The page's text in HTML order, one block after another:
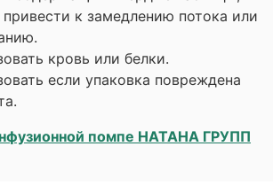
к замедлению потока или
кровь или белки.
если упаковка повреждена
помпе НАТАНА ГРУПП